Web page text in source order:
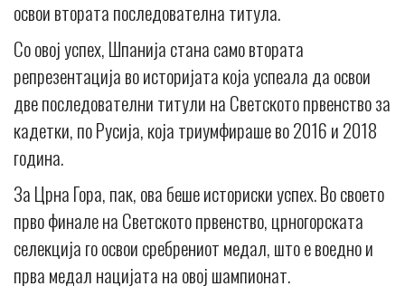
освои втората последователна титула.
Со овој успех, Шпанија стана само втората
репрезентација во историјата која успеала да освои
две последователни титули на Светското првенство за
кадетки, по Русија, која триумфираше во 2016 и 2018
година.
За Црна Гора, пак, ова беше историски успех. Во своето
прво финале на Светското првенство, црногорската
селекција го освои сребрениот медал, што е воедно и
прва медал нацијата на овој шампионат.